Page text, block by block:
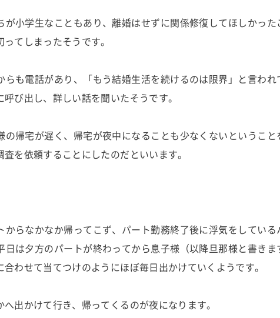
小学生なこともあり、離婚はせずに関係修復してほしかった
てしまったそうです。
らも電話があり、「もう結婚生活を続けるのは限界」と言われ
び出し、詳しい話を聞いたそうです。
帰宅が遅く、帰宅が夜中になることも少なくないということ
を依頼することにしたのだといいます。
らなかなか帰ってこず、パート勤務終了後に浮気をしている
は夕方のパートが終わってから息子様（以降旦那様と書き
わせて当てつけのようにほぼ毎日出かけていくようです。
出かけて行き、帰ってくるのが夜になります。